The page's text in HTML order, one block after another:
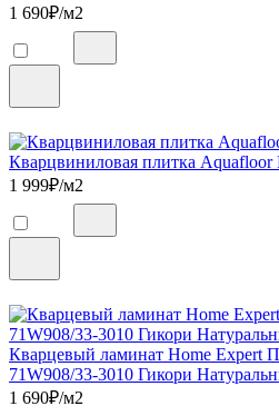
1 690₽/м2
Кварцвиниловая плитка Aquafloor
1 999₽/м2
Кварцевый ламинат Home Expert
71W908/33-3010 Гикори
1 690₽/м2